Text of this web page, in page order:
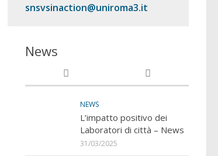
snsvsinaction@uniroma3.it
News
NEWS
L’impatto positivo dei
Laboratori di città – News
31/03/2025